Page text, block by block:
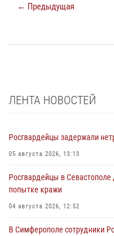
← Предыдущая
ЛЕНТА НОВОСТЕЙ
Росгвардейцы задержали
05 августа 2026, 13:13
Росгвардейцы в
попытке кражи
04 августа 2026, 12:52
В Симферополе сотрудники